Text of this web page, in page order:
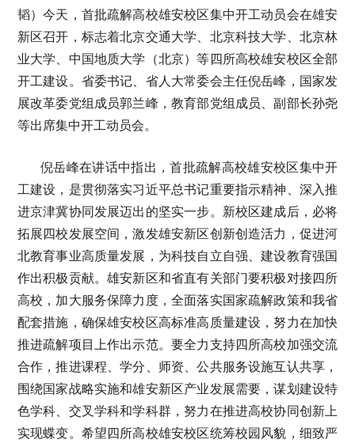
韬）今天，首批疏解高校雄安校区集中开工动员会在雄安
新区召开，标志着北京交通大学、北京科技大学、北京林
业大学、中国地质大学（北京）等四所高校雄安校区全部
开工建设。省委书记、省人大常委会主任倪岳峰，国家发
展改革委党组成员郭兰峰，教育部党组成员、副部长孙尧
等出席集中开工动员会。
倪岳峰在讲话中指出，首批疏解高校雄安校区集中开
工建设，是贯彻落实习近平总书记重要指示精神、深入推
进京津冀协同发展迈出的坚实一步。新校区建成后，必将
拓展四校发展空间，激发雄安新区创新创造活力，促进河
北教育事业高质量发展，为科技自立自强、建设教育强国
作出积极贡献。雄安新区和省直有关部门要积极对接四所
高校，加大服务保障力度，全面落实国家疏解政策和我省
配套措施，确保雄安校区高标准高质量建设，努力在加快
推进疏解项目上作出示范。要全力支持四所高校加强交流
合作，推进课程、学分、师资、公共服务设施互认共享，
围绕国家战略实施和雄安新区产业发展需要，谋划建设特
色学科、交叉学科和学科群，努力在推进高校协同创新上
实现蝶变。希望四所高校雄安校区统筹校园风貌，细致严